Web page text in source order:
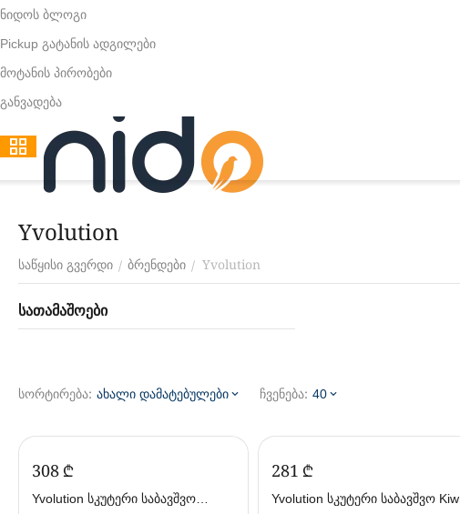
ნიდოს ბლოგი
Pickup გატანის ადგილები
მოტანის პირობები
განვადება
Yvolution
საწყისი გვერდი / ბრენდები / Yvolution
სათამაშოები
სორტირება: ახალი დამატებულები ჩვენება: 40
‍308‍ ₾
Yvolution სკუტერი საბავშვო
‍281‍ ₾
Yvolution სკუტერი საბავშვო Kiwi